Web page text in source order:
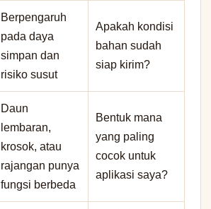
Berpengaruh
pada daya
simpan dan
risiko susut
Apakah kondisi
bahan sudah
siap kirim?
Daun
lembaran,
krosok, atau
rajangan punya
fungsi berbeda
Bentuk mana
yang paling
cocok untuk
aplikasi saya?